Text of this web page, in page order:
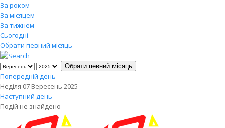
За роком
За місяцем
За тижнем
Сьогодні
Обрати певний місяць
Обрати певний місяць
Попередній день
Неділя 07 Вересень 2025
Наступний день
Подій не знайдено